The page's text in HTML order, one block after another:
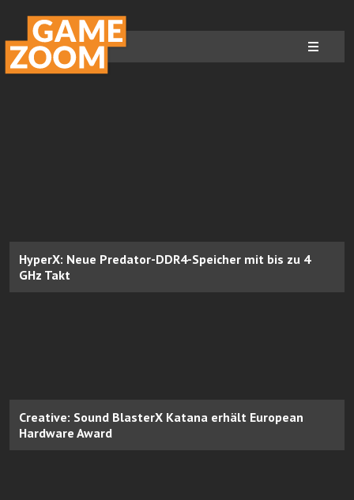
HyperX: Neue Predator-DDR4-Speicher mit bis zu 4
GHz Takt
Creative: Sound BlasterX Katana erhält European
Hardware Award